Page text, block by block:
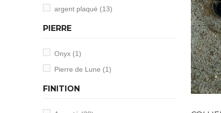
argent plaqué (13)
PIERRE
Onyx (1)
Pierre de Lune (1)
FINITION